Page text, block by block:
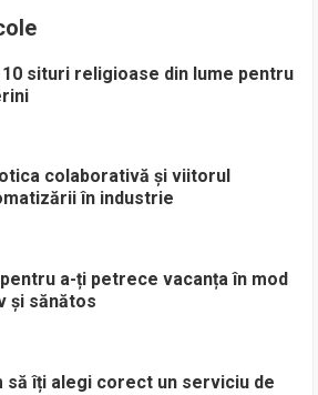
10 situri religioase din lume pentru
colaborativă și viitorul
în industrie
a-ți petrece vacanța în mod
și sănătos
să îți alegi corect un serviciu de